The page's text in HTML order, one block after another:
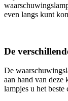
even langs kunt
De
De
aan hand van
lampjes u het beste